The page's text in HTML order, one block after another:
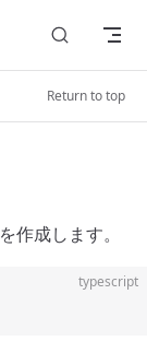
Return to top
作成します。
typescript